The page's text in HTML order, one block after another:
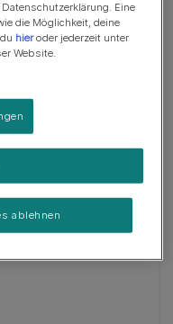
Eine
die Möglichkeit, deine
hieroder jederzeit unter
Website.
ablehnen